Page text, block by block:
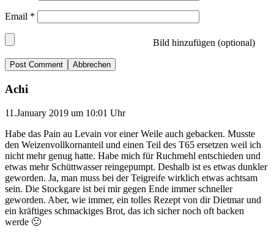
Email *
Bild hinzufügen (optional)
Abbrechen
Achi
11.January 2019 um 10:01 Uhr
Habe das Pain au Levain vor einer Weile auch gebacken. Musste
den Weizenvollkornanteil und einen Teil des T65 ersetzen weil ich
nicht mehr genug hatte. Habe mich für Ruchmehl entschieden und
etwas mehr Schüttwasser reingepumpt. Deshalb ist es etwas dunkler
geworden. Ja, man muss bei der Teigreife wirklich etwas achtsam
sein. Die Stockgare ist bei mir gegen Ende immer schneller
geworden. Aber, wie immer, ein tolles Rezept von dir Dietmar und
ein kräftiges schmackiges Brot, das ich sicher noch oft backen
werde 🙂